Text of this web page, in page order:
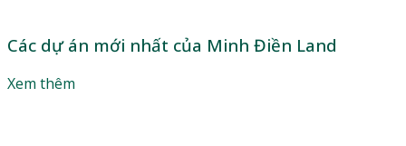
Các dự án mới nhất của Minh Điền Land
Xem thêm